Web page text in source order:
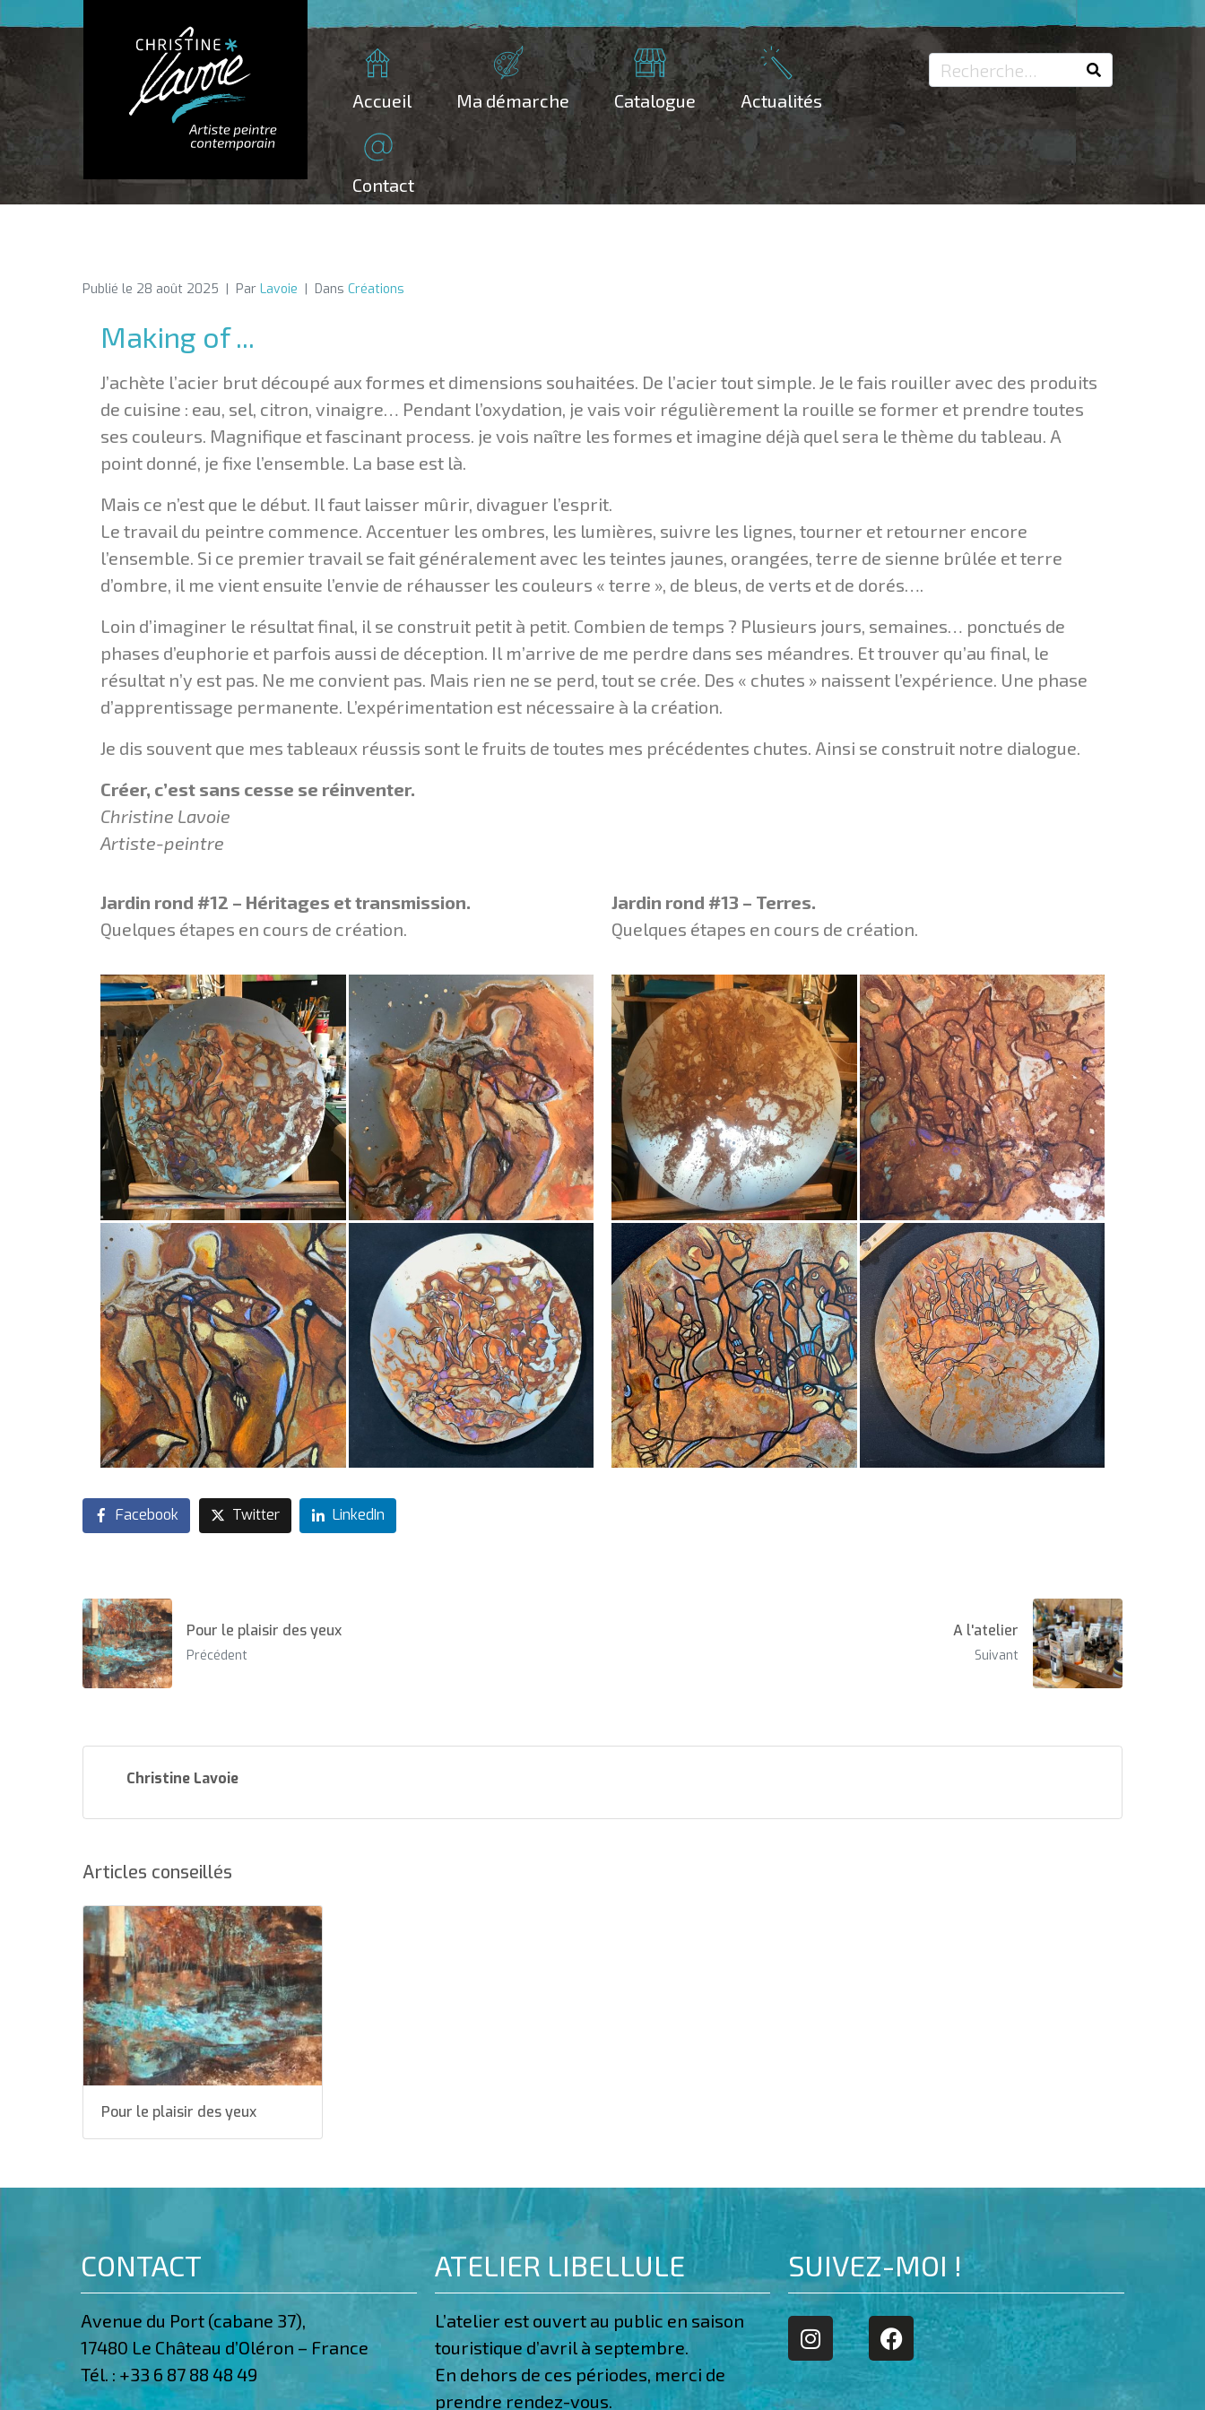
Accueil Ma démarche Catalogue Actualités
Contact
Publié le 28 août 2025 Par Lavoie Dans Créations
Making of ...
J’achète l’acier brut découpé aux formes et dimensions souhaitées. De l’acier tout simple. Je le fais rouiller avec des produits
de cuisine : eau, sel, citron, vinaigre… Pendant l’oxydation, je vais voir régulièrement la rouille se former et prendre toutes
ses couleurs. Magnifique et fascinant process. je vois naître les formes et imagine déjà quel sera le thème du tableau. A
point donné, je fixe l’ensemble. La base est là.
Mais ce n’est que le début. Il faut laisser mûrir, divaguer l’esprit.
Le travail du peintre commence. Accentuer les ombres, les lumières, suivre les lignes, tourner et retourner encore
l’ensemble. Si ce premier travail se fait généralement avec les teintes jaunes, orangées, terre de sienne brûlée et terre
d’ombre, il me vient ensuite l’envie de réhausser les couleurs « terre », de bleus, de verts et de dorés….
Loin d’imaginer le résultat final, il se construit petit à petit. Combien de temps ? Plusieurs jours, semaines… ponctués de
phases d’euphorie et parfois aussi de déception. Il m’arrive de me perdre dans ses méandres. Et trouver qu’au final, le
résultat n’y est pas. Ne me convient pas. Mais rien ne se perd, tout se crée. Des « chutes » naissent l’expérience. Une phase
d’apprentissage permanente. L’expérimentation est nécessaire à la création.
Je dis souvent que mes tableaux réussis sont le fruits de toutes mes précédentes chutes. Ainsi se construit notre dialogue.
Créer, c’est sans cesse se réinventer.
Christine Lavoie
Artiste-peintre
Jardin rond #12 – Héritages et transmission.
Quelques étapes en cours de création.
Jardin rond #13 – Terres.
Quelques étapes en cours de création.
Facebook Twitter LinkedIn
Pour le plaisir des yeux
Précédent
A l'atelier
Suivant
Christine Lavoie
Articles conseillés
Pour le plaisir des yeux
CONTACT
Avenue du Port (cabane 37),
17480 Le Château d’Oléron – France
Tél. : +33 6 87 88 48 49
ATELIER LIBELLULE
L’atelier est ouvert au public en saison
touristique d’avril à septembre.
En dehors de ces périodes, merci de
prendre rendez-vous.
SUIVEZ-MOI !